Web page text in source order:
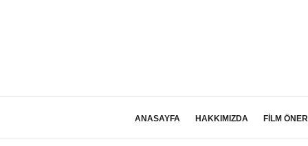
ANASAYFA HAKKIMIZDA FİLM